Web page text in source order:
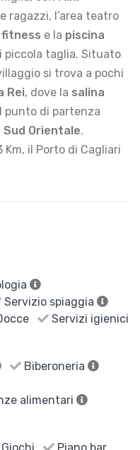
ragazzi, l’area teatro
fitness e la piscina
piccola taglia. Situato
si trova a pochi
Rei, dove la salina
punto di partenza
Orientale.
Km, il Porto di Cagliari
Servizio spiaggia
Servizi igienici
Biberoneria
alimentari